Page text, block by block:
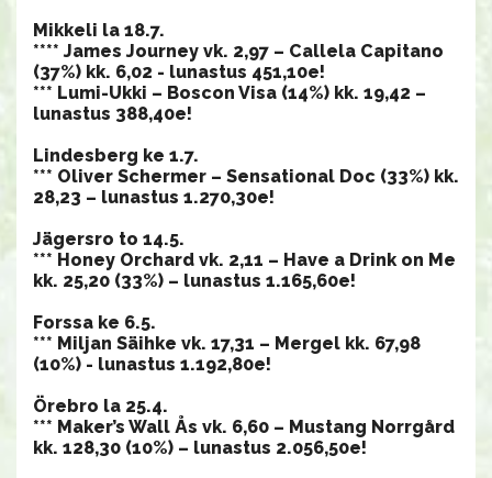
​​​​​​​Mikkeli la 18.7.
**** James Journey vk. 2,97 – Callela Capitano
(37%) kk. 6,02 - lunastus 451,10e!
*** Lumi-Ukki – Boscon Visa (14%) kk. 19,42 –
lunastus 388,40e!
Lindesberg ke 1.7.
*** Oliver Schermer – Sensational Doc (33%) kk.
28,23 – lunastus 1.270,30e!
Jägersro to 14.5.
*** Honey Orchard vk. 2,11 – Have a Drink on Me
kk. 25,20 (33%) – lunastus 1.165,60e!
Forssa ke 6.5.
*** Miljan Säihke vk. 17,31 – Mergel kk. 67,98
(10%) - lunastus 1.192,80e!
Örebro la 25.4.
*** Maker’s Wall Ås vk. 6,60 – Mustang Norrgård
kk. 128,30 (10%) – lunastus 2.056,50e!